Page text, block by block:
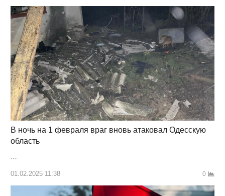
В ночь на 1 февраля враг вновь атаковал Одесскую
область
…
01.02.2025 11:38 0